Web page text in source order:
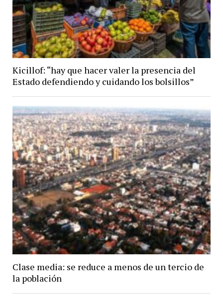
Kicillof: “hay que hacer valer la presencia del
Estado defendiendo y cuidando los bolsillos”
Clase media: se reduce a menos de un tercio de
la población